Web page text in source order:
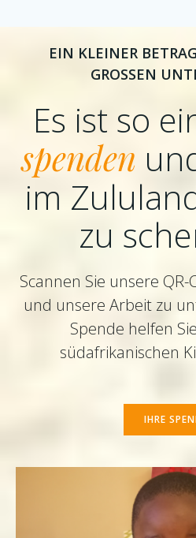
EIN KLEINER
GROSSEN
Es ist so
spenden
im
zu
Scannen Sie unsere QR-
und unsere Arbeit zu
Spende helfen
südafrikanischen
IHRE